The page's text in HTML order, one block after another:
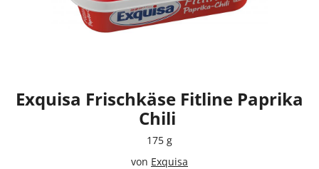
Exquisa Frischkäse Fitline Paprika
Chili
175 g
von Exquisa